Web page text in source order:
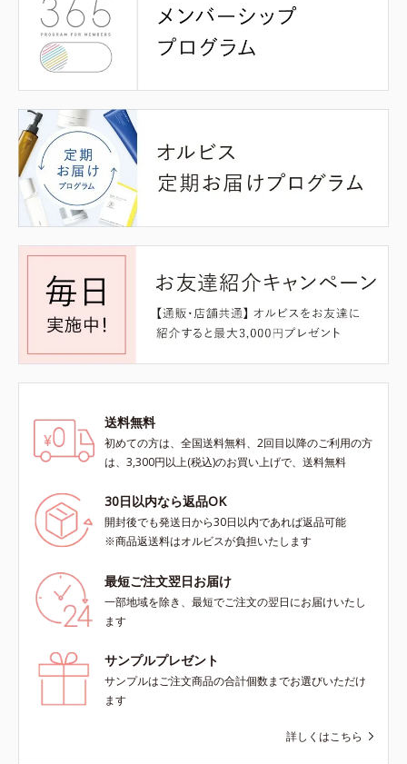
送料無料
初めての方は、全国送料無料、2回目以降のご利用の方
は、3,300円以上(税込)のお買い上げで、送料無料
30日以内なら返品OK
開封後でも発送日から30日以内であれば返品可能
※商品返送料はオルビスが負担いたします
最短ご注文翌日お届け
一部地域を除き、最短でご注文の翌日にお届けいたし
ます
サンプルプレゼント
サンプルはご注文商品の合計個数までお選びいただけ
ます
詳しくはこちら